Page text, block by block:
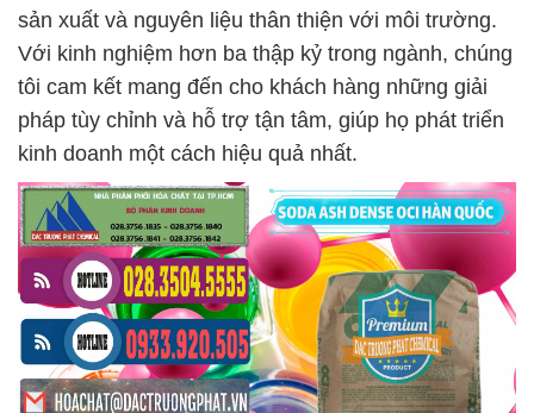
sản xuất và nguyên liệu thân thiện với môi trường.
Với kinh nghiệm hơn ba thập kỷ trong ngành, chúng
tôi cam kết mang đến cho khách hàng những giải
pháp tùy chỉnh và hỗ trợ tận tâm, giúp họ phát triển
kinh doanh một cách hiệu quả nhất.